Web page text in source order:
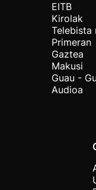
EITB
Kirolak
Telebista
Primeran
Gaztea
Makusi
Guau -
Audioa